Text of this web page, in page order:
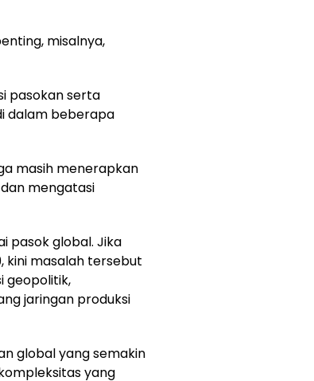
misalnya,
pasokan serta
dalam beberapa
masih menerapkan
mengatasi
pasok global. Jika
kini masalah tersebut
geopolitik,
jaringan produksi
global yang semakin
yang